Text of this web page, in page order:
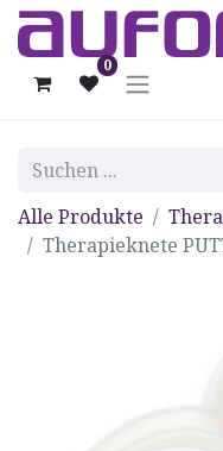
0
Alle Produkte
Therapieknete